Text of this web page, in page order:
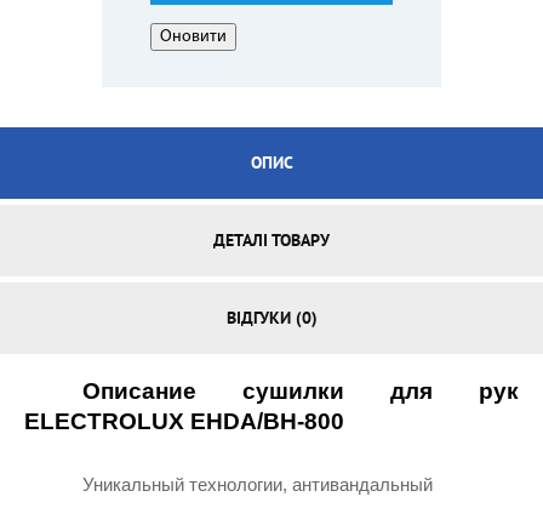
ОПИС
ДЕТАЛІ ТОВАРУ
ВІДГУКИ (0)
Описание сушилки для рук
ELECTROLUX EHDA/BH-800
Уникальный технологии, антивандальный